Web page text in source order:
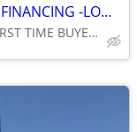
2018 Chevrolet Silverado 1500 LT*EZ FINANCING -LOW DOWN!
BAD CREDIT-NO CREDIT-FIRST TIME BUYER-NO PROBLEM! 👌